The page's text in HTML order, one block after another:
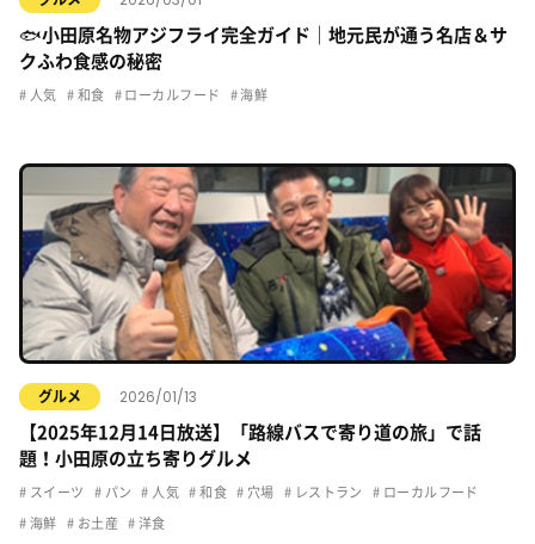
🐟小田原名物アジフライ完全ガイド｜地元民が通う名店＆サ
クふわ食感の秘密
人気 和食 ローカルフード 海鮮
グルメ 2026/01/13
【2025年12月14日放送】「路線バスで寄り道の旅」で話
題！小田原の立ち寄りグルメ
スイーツ パン 人気 和食 穴場 レストラン ローカルフード
海鮮 お土産 洋食